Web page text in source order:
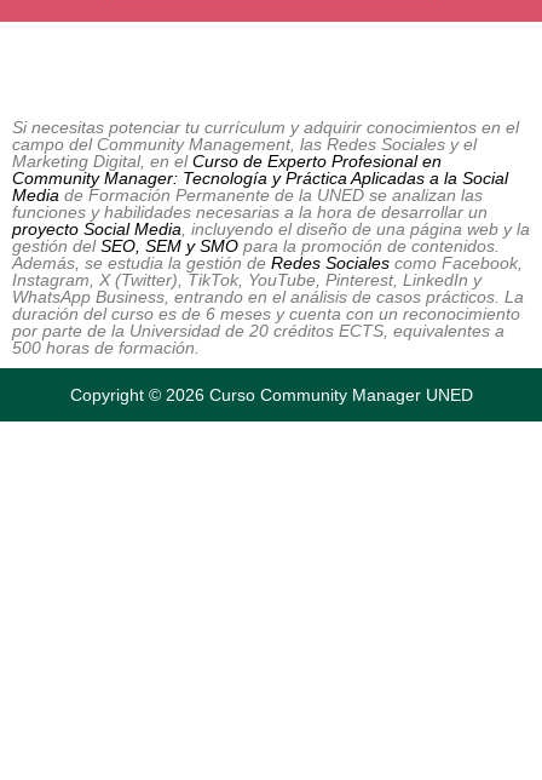
Si necesitas potenciar tu currículum y adquirir conocimientos en el
campo del Community Management, las Redes Sociales y el
Marketing Digital, en elCurso de Experto Profesional en
Community Manager: Tecnología y Práctica Aplicadas a la Social
Media de Formación Permanente de la UNED se analizan las
funciones y habilidades necesarias a la hora de desarrollar un
proyecto Social Media , incluyendo el diseño de una página web y la
gestión delSEO, SEM y SMO para la promoción de contenidos.
Además, se estudia la gestión de Redes Sociales como Facebook,
Instagram, X (Twitter), TikTok, YouTube, Pinterest, LinkedIn y
WhatsApp Business, entrando en el análisis de casos prácticos. La
duración del curso es de 6 meses y cuenta con un reconocimiento
por parte de la Universidad de 20 créditos ECTS, equivalentes a
500 horas de formación.
Copyright © 2026 Curso Community Manager UNED